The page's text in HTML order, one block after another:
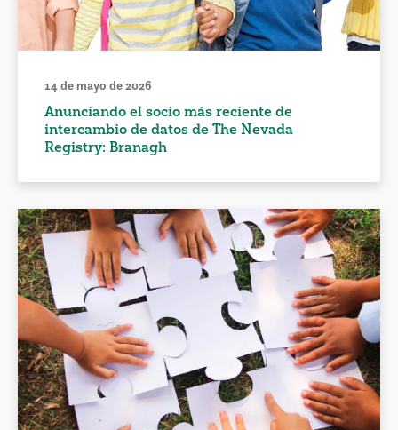
14 de mayo de 2026
Anunciando el socio más reciente de
intercambio de datos de The Nevada
Registry: Branagh